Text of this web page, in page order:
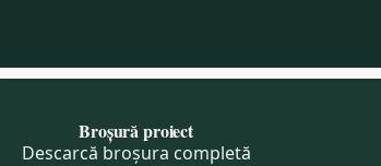
Broșură proiect
Descarcă broșura completă